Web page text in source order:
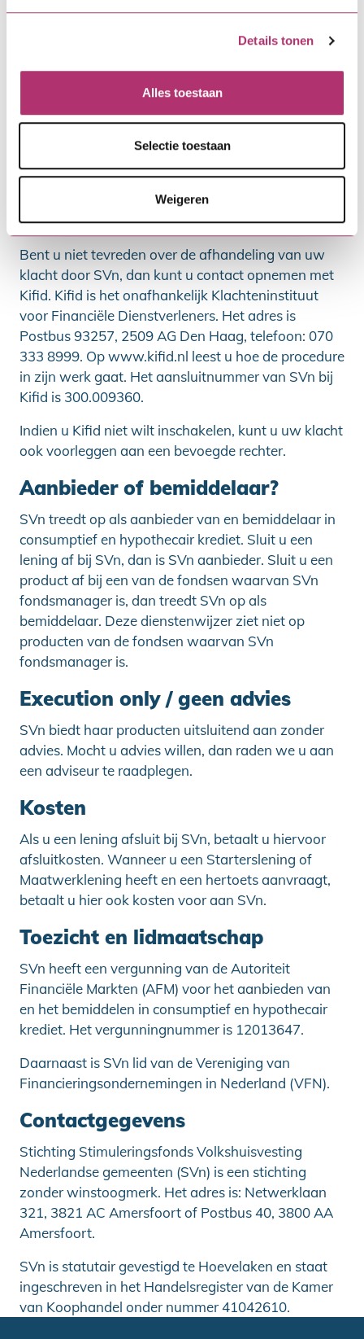
Details tonen
Alles toestaan
Selectie toestaan
Weigeren
Klachten
Wij vinden het belangrijk dat u tevreden bent en
dienst te zijn. Toch kan het voorkomen dat u niet
U kunt uw klacht schriftelijk indienen bij SVn via het
Postbus 40, 3800 AA Amersfoort. Kijk voor meer
informatie over onze klachtenprocedure op
www.svn.nl/klachtenprocedure.
Bent u niet tevreden over de afhandeling van uw
klacht door SVn, dan kunt u contact opnemen met
Kifid. Kifid is het onafhankelijk Klachteninstituut
voor Financiële Dienstverleners. Het adres is
Postbus 93257, 2509 AG Den Haag, telefoon: 070
333 8999. Op www.kifid.nl leest u hoe de procedure
in zijn werk gaat. Het aansluitnummer van SVn bij
Kifid is 300.009360.
Indien u Kifid niet wilt inschakelen, kunt u uw klacht
ook voorleggen aan een bevoegde rechter.
Aanbieder of bemiddelaar?
SVn treedt op als aanbieder van en bemiddelaar in
consumptief en hypothecair krediet. Sluit u een
lening af bij SVn, dan is SVn aanbieder. Sluit u een
product af bij een van de fondsen waarvan SVn
fondsmanager is, dan treedt SVn op als
bemiddelaar. Deze dienstenwijzer ziet niet op
producten van de fondsen waarvan SVn
fondsmanager is.
Execution only / geen advies
SVn biedt haar producten uitsluitend aan zonder
advies. Mocht u advies willen, dan raden we u aan
een adviseur te raadplegen.
Kosten
Als u een lening afsluit bij SVn, betaalt u hiervoor
afsluitkosten. Wanneer u een Starterslening of
Maatwerklening heeft en een hertoets aanvraagt,
betaalt u hier ook kosten voor aan SVn.
Toezicht en lidmaatschap
SVn heeft een vergunning van de Autoriteit
Financiële Markten (AFM) voor het aanbieden van
en het bemiddelen in consumptief en hypothecair
krediet. Het vergunningnummer is 12013647.
Daarnaast is SVn lid van de Vereniging van
Financieringsondernemingen in Nederland (VFN).
Contactgegevens
Stichting Stimuleringsfonds Volkshuisvesting
Nederlandse gemeenten (SVn) is een stichting
zonder winstoogmerk. Het adres is: Netwerklaan
321, 3821 AC Amersfoort of Postbus 40, 3800 AA
Amersfoort.
SVn is statutair gevestigd te Hoevelaken en staat
ingeschreven in het Handelsregister van de Kamer
van Koophandel onder nummer 41042610.